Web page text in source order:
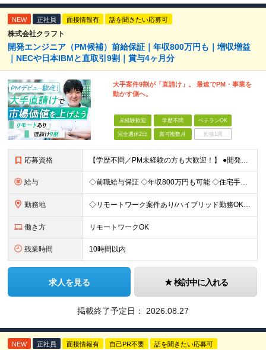
NEW 正社員 面接情報有 話を聞きたい応募可
株式会社クラフト
開発エンジニア（PM候補）前給保証｜年収800万円も｜増収増益
｜NECや日本IBMと直取引9割｜賞与4ヶ月分
大手案件9割が「直請け」。 最速でPM・事業を
動かす側へ。
未経験歓迎 学歴不問 ベテランOK
完全週休2日 賞与複数月 面接1回
応募資格 【学歴不問／PM未経験の方も大歓迎！】 ●開発エンジニアとしての実務経験をお持ちの方 ～採用担当者より～ 「PM経験が一切ない」という方もご心配なく！ 面接で一番大切にしているのは「これまでどんな業
給与 ◇前職給与保証 ◇年収800万円も可能 ◇住宅手当・賞与年間4か月支給実績あり＋業績により、別途決算賞与あり 【PM・PL候補】 数名規模のチームでの進捗管理や、後輩・メンバーの指導・フォロー経験が
勤務地 ◇リモートワーク案件あり/ハイブリッド勤務OK 【本社】東京都豊島区高田3-14-29 KDX高田馬場ビル2F ┗都内、神奈川県のプロジェクト先での勤務もございます。 ＜プロジェクト先エリア例＞
働き方 リモートワークOK
残業時間 10時間以内
求人を見る 検討中に入れる
掲載終了予定日： 2026.08.27
NEW 正社員 面接情報有 自己PR不要 話を聞きたい応募可